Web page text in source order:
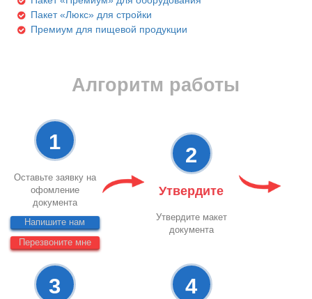
Пакет «Люкс» для стройки
Премиум для пищевой продукции
Алгоритм работы
1
Оставьте заявку на
офомление
документа
Напишите нам
Перезвоните мне
2
Утвердите
Утвердите макет
документа
3 4